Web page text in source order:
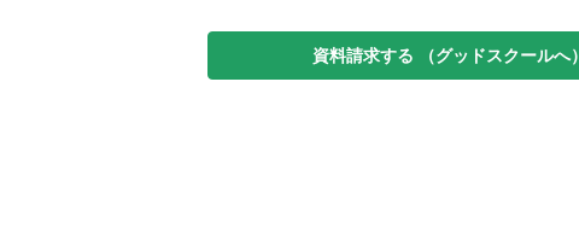
資料請求する （グッドスクールへ）